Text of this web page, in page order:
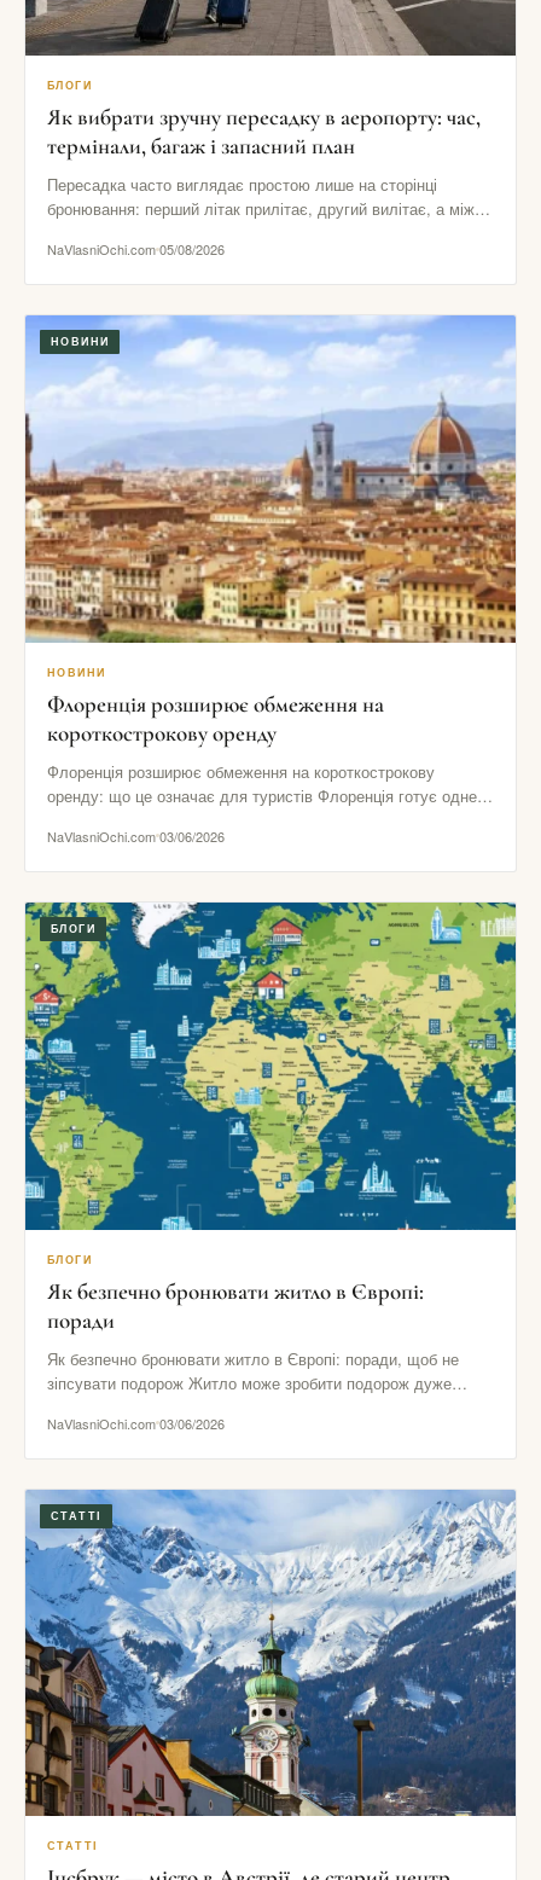
БЛОГИ
Як вибрати зручну пересадку в аеропорту: час,
термінали, багаж і запасний план
Пересадка часто виглядає простою лише на сторінці
бронювання: перший літак прилітає, другий вилітає, а між
NaVlasniOchi.com05/08/2026
НОВИНИ
НОВИНИ
Флоренція розширює обмеження на
короткострокову оренду
Флоренція розширює обмеження на короткострокову
оренду: що це означає для туристів Флоренція готує одне з
NaVlasniOchi.com03/06/2026
БЛОГИ
БЛОГИ
Як безпечно бронювати житло в Європі:
поради
Як безпечно бронювати житло в Європі: поради, щоб не
зіпсувати подорож Житло може зробити подорож дуже
NaVlasniOchi.com03/06/2026
СТАТТІ
СТАТТІ